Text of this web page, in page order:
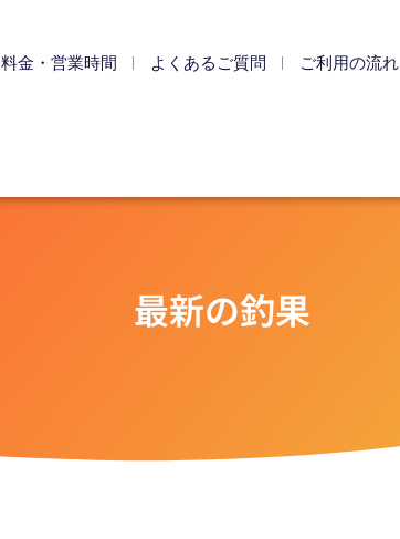
料金・営業時間 よくあるご質問 ご利用の流れ
最新の釣果